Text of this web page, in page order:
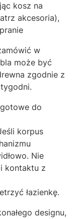
kosz na
akcesoria),
w
może być
zgodnie z
do
korpus
Nie
kontaktu z
łazienkę.
designu,